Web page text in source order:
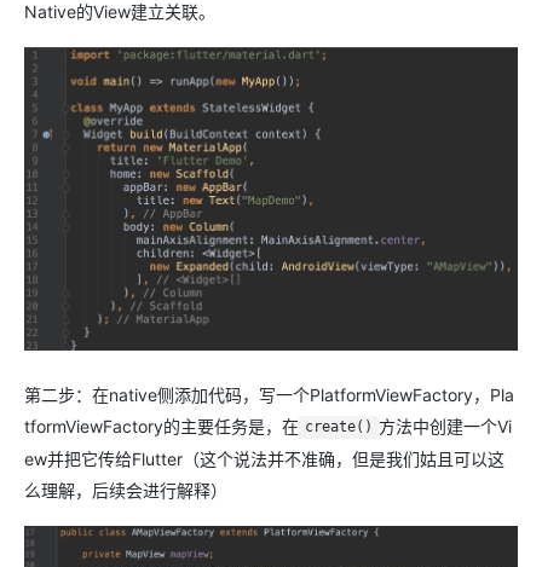
Native的View建立关联。
第二步：在native侧添加代码，写一个PlatformViewFactory，Pla
tformViewFactory的主要任务是，在 create() 方法中创建一个Vi
ew并把它传给Flutter（这个说法并不准确，但是我们姑且可以这
么理解，后续会进行解释）